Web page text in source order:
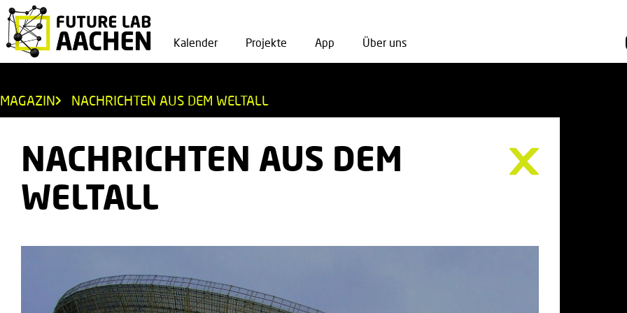
Kalender Projekte App Über uns
MAGAZIN NACHRICHTEN AUS DEM WELTALL
NACHRICHTEN AUS DEM
WELTALL